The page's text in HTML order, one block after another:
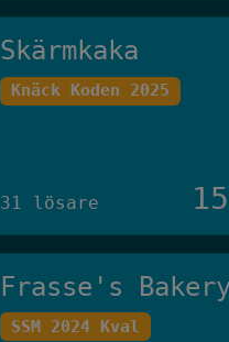
Skärmkaka
Knäck Koden 2025
31 lösare
Frasse's
SSM 2024 Kval